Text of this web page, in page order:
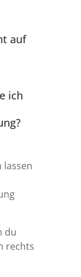
auf
ich
lassen
du
rechts